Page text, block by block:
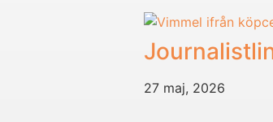
27 maj, 2026